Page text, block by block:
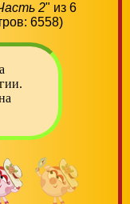
2" из 6
6558)